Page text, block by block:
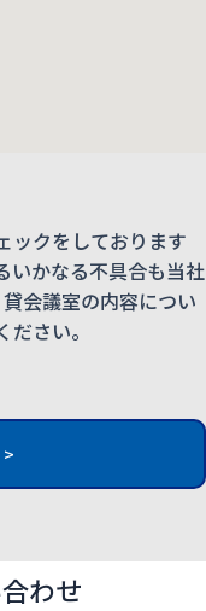
ックをしております
いかなる不具合も当社
会議室の内容につい
さい。
わせ